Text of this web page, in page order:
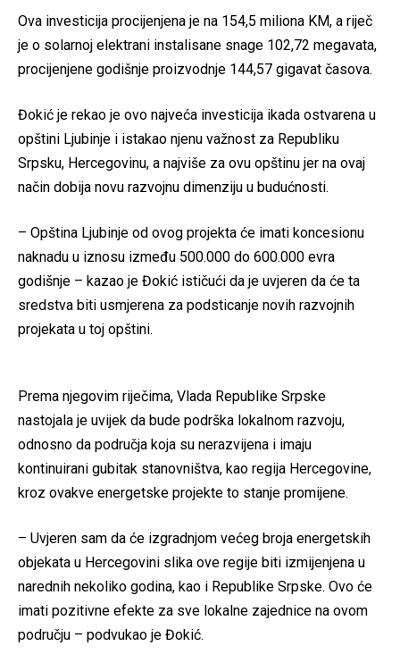
Ova investicija procijenjena je na 154,5 miliona KM, a riječ
je o solarnoj elektrani instalisane snage 102,72 megavata,
procijenjene godišnje proizvodnje 144,57 gigavat časova.
Đokić je rekao je ovo najveća investicija ikada ostvarena u
opštini Ljubinje i istakao njenu važnost za Republiku
Srpsku, Hercegovinu, a najviše za ovu opštinu jer na ovaj
način dobija novu razvojnu dimenziju u budućnosti.
– Opština Ljubinje od ovog projekta će imati koncesionu
naknadu u iznosu između 500.000 do 600.000 evra
godišnje – kazao je Đokić ističući da je uvjeren da će ta
sredstva biti usmjerena za podsticanje novih razvojnih
projekata u toj opštini.
Prema njegovim riječima, Vlada Republike Srpske
nastojala je uvijek da bude podrška lokalnom razvoju,
odnosno da područja koja su nerazvijena i imaju
kontinuirani gubitak stanovništva, kao regija Hercegovine,
kroz ovakve energetske projekte to stanje promijene.
– Uvjeren sam da će izgradnjom većeg broja energetskih
objekata u Hercegovini slika ove regije biti izmijenjena u
narednih nekoliko godina, kao i Republike Srpske. Ovo će
imati pozitivne efekte za sve lokalne zajednice na ovom
području – podvukao je Đokić.